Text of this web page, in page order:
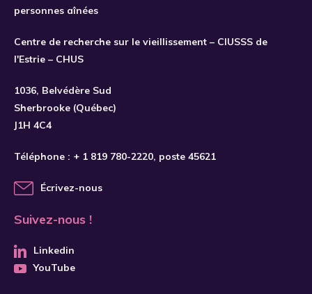
personnes aînées
Centre de recherche sur le vieillissement – CIUSSS de
l'Estrie – CHUS
1036, Belvédère Sud
Sherbrooke (Québec)
J1H 4C4
Téléphone : + 1 819 780-2220, poste 45621
Écrivez-nous
Suivez-nous !
Linkedin
YouTube